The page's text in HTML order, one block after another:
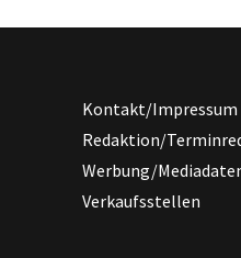
Kontakt/Impressum
Redaktion/
Werbung/
Verkaufsstellen